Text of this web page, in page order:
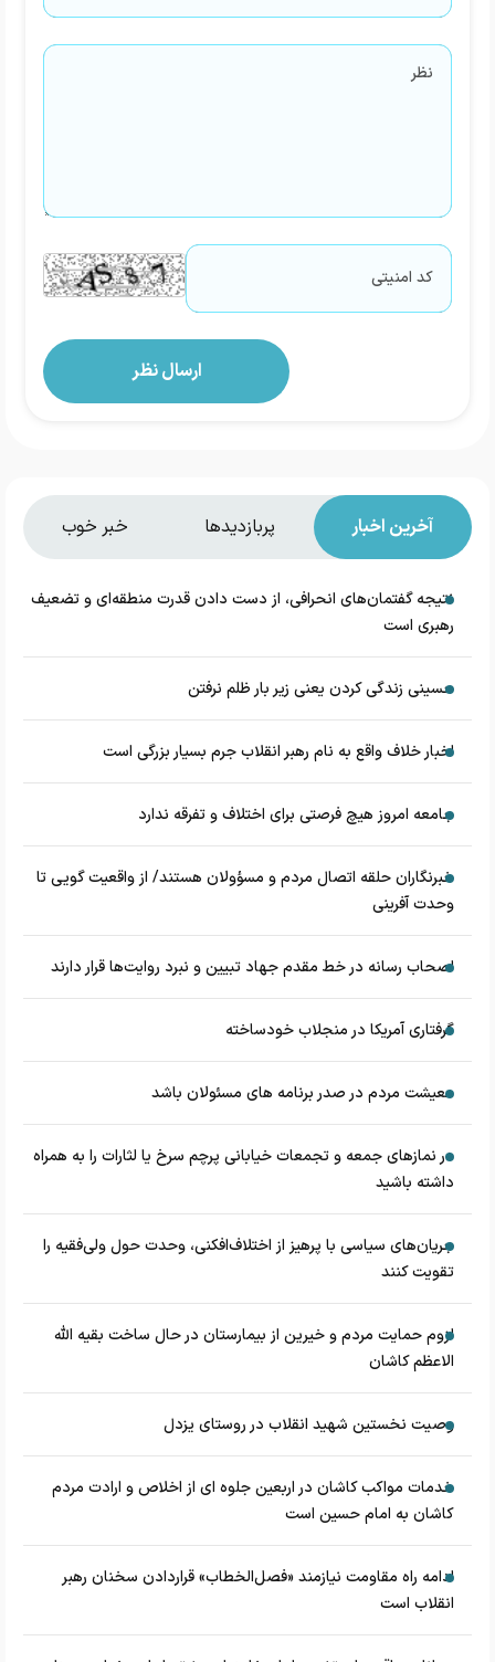
آخرین اخبار پربازدیدها خبر خوب
نتیجه گفتمان‌های انحرافی، از دست دادن قدرت منطقه‌ای و تضعیف
رهبری است
حسینی زندگی کردن یعنی زیر بار ظلم نرفتن
اخبار خلاف واقع به نام رهبر انقلاب جرم بسیار بزرگی است
جامعه امروز هیچ فرصتی برای اختلاف و تفرقه ندارد
خبرنگاران حلقه اتصال مردم و مسؤولان هستند/ از واقعیت گویی تا
وحدت آفرینی
اصحاب رسانه در خط مقدم جهاد تبیین و نبرد روایت‌ها قرار دارند
گرفتاری آمریکا در منجلاب خودساخته
معیشت مردم در صدر برنامه های مسئولان باشد
در نماز‌های جمعه و تجمعات خیابانی پرچم سرخ یا لثارات را به همراه
داشته باشید
جریان‌های سیاسی با پرهیز از اختلاف‌افکنی، وحدت حول ولی‌فقیه را
تقویت کنند
لزوم حمایت مردم و خیرین از بیمارستان در حال ساخت بقیه الله
الاعظم کاشان
وصیت نخستین شهید انقلاب در روستای یزدل
خدمات مواکب کاشان در اربعین جلوه ای از اخلاص و ارادت مردم
کاشان به امام حسین است
ادامه راه مقاومت نیازمند «فصل‌الخطاب» قراردادن سخنان رهبر
انقلاب است